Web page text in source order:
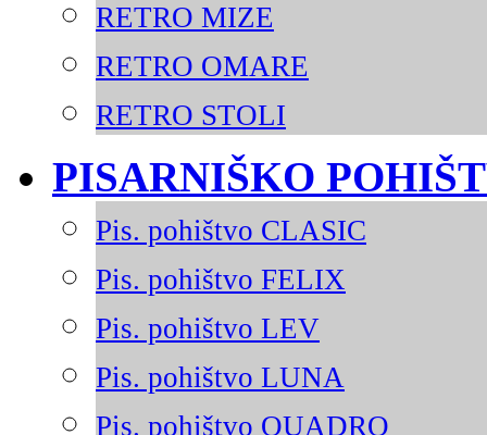
RETRO MIZE
RETRO OMARE
RETRO STOLI
PISARNIŠKO
Pis. pohištvo CLASIC
Pis. pohištvo FELIX
Pis. pohištvo LEV
Pis. pohištvo LUNA
Pis. pohištvo QUADRO